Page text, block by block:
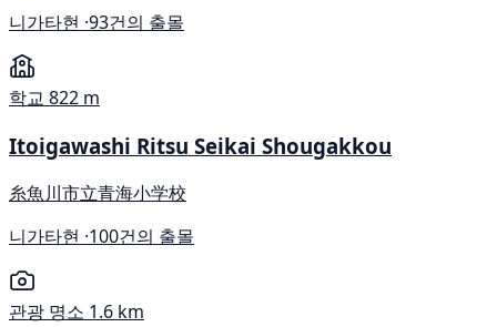
니가타현 ·93건의 출몰
학교 822 m
Itoigawashi Ritsu Seikai Shougakkou
糸魚川市立青海小学校
니가타현 ·100건의 출몰
관광 명소 1.6 km